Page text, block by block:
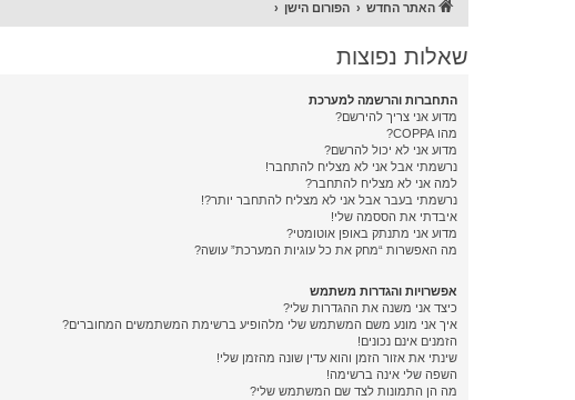
האתר החדש הפורום הישן
שאלות נפוצות
התחברות והרשמה למערכת
מדוע אני צריך להירשם?
מהו COPPA?
מדוע אני לא יכול להרשם?
נרשמתי אבל אני לא מצליח להתחבר!
למה אני לא מצליח להתחבר?
נרשמתי בעבר אבל אני לא מצליח להתחבר יותר?!
איבדתי את הססמה שלי!
מדוע אני מתנתק באופן אוטומטי?
מה האפשרות “מחק את כל עוגיות המערכת” עושה?
אפשרויות והגדרות משתמש
כיצד אני משנה את ההגדרות שלי?
איך אני מונע משם המשתמש שלי מלהופיע ברשימת המשתמשים המחוברים?
הזמנים אינם נכונים!
שינתי את אזור הזמן והוא עדין שונה מהזמן שלי!
השפה שלי אינה ברשימה!
מה הן התמונות לצד שם המשתמש שלי?